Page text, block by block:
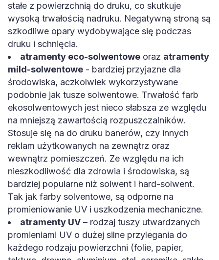
stałe z powierzchnią do druku, co skutkuje
wysoką trwałością nadruku. Negatywną stroną są
szkodliwe opary wydobywające się podczas
druku i schnięcia.
atramenty eco-solwentowe oraz atramenty
mild-solwentowe - bardziej przyjazne dla
środowiska, aczkolwiek wykorzystywane
podobnie jak tusze solwentowe. Trwałość farb
ekosolwentowych jest nieco słabsza ze względu
na mniejszą zawartością rozpuszczalników.
Stosuje się na do druku banerów, czy innych
reklam użytkowanych na zewnątrz oraz
wewnątrz pomieszczeń. Ze względu na ich
nieszkodliwość dla zdrowia i środowiska, są
bardziej popularne niż solwent i hard-solwent.
Tak jak farby solventowe, są odporne na
promieniowanie UV i uszkodzenia mechaniczne.
atramenty UV – rodzaj tuszy utwardzanych
promieniami UV o dużej silne przylegania do
każdego rodzaju powierzchni (folie, papier,